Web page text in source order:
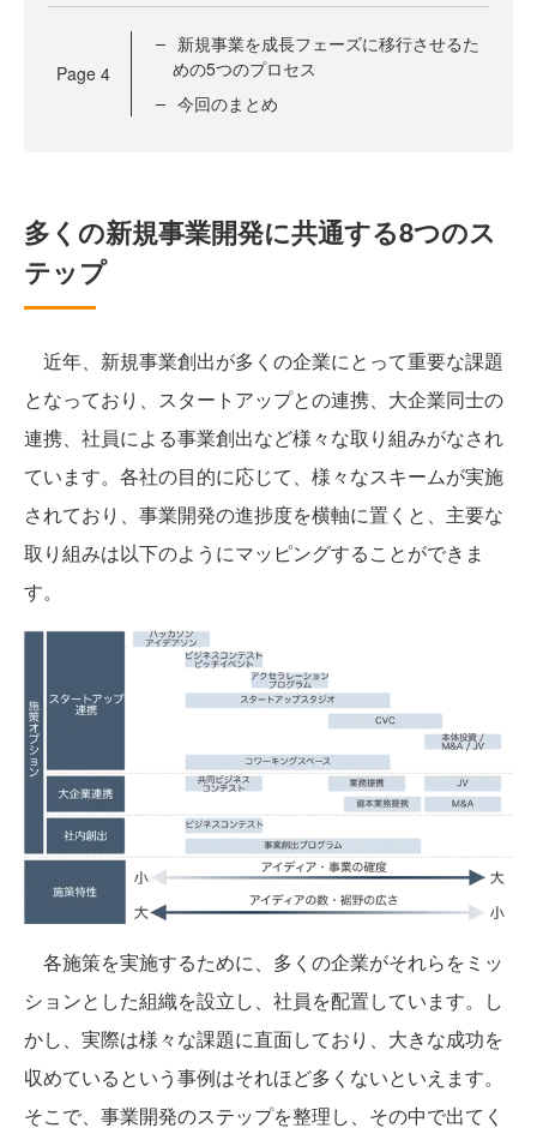
Page 4
新規事業を成長フェーズに移行させるた
めの5つのプロセス
今回のまとめ
多くの新規事業開発に共通する8つのス
テップ
近年、新規事業創出が多くの企業にとって重要な課題
となっており、スタートアップとの連携、大企業同士の
連携、社員による事業創出など様々な取り組みがなされ
ています。各社の目的に応じて、様々なスキームが実施
されており、事業開発の進捗度を横軸に置くと、主要な
取り組みは以下のようにマッピングすることができま
す。
各施策を実施するために、多くの企業がそれらをミッ
ションとした組織を設立し、社員を配置しています。し
かし、実際は様々な課題に直面しており、大きな成功を
収めているという事例はそれほど多くないといえます。
そこで、事業開発のステップを整理し、その中で出てく